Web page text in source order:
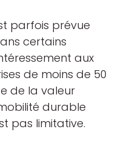
parfois prévue
certains
aux
de moins de 50
de la valeur
durable
pas limitative.